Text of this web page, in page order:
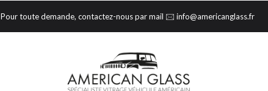
Pour toute demande, contactez-nous par mail 🖂 info@americanglass.fr